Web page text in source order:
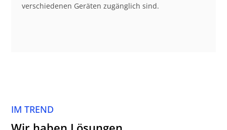
verschiedenen Geräten zugänglich sind.
IM TREND